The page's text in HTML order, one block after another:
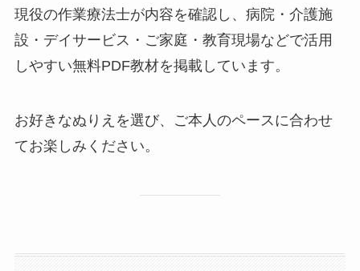
現役の作業療法士が内容を確認し、病院・介護施
設・デイサービス・ご家庭・教育現場などで活用
しやすい無料PDF教材を掲載しています。
お好きなぬりえを選び、ご本人のペースに合わせ
てお楽しみください。